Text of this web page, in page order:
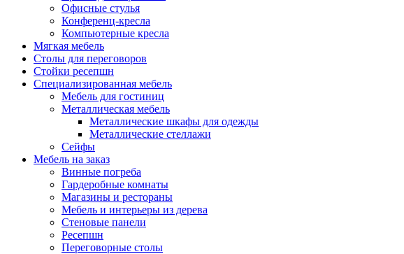
Офисные стулья
Конференц-кресла
Компьютерные кресла
Мягкая мебель
Столы для переговоров
Стойки ресепшн
Специализированная мебель
Мебель для гостиниц
Металлическая мебель
Металлические шкафы для одежды
Металлические стеллажи
Сейфы
Мебель на заказ
Винные погреба
Гардеробные комнаты
Магазины и рестораны
Мебель и интерьеры из дерева
Стеновые панели
Ресепшн
Переговорные столы